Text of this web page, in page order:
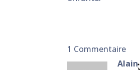
1 Commentaire
Alain